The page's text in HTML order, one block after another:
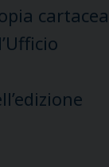
cartacea